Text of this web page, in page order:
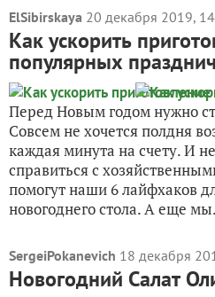
ElSibirskaya 20 декабря 2019,
Как ускорить
популярных
Перед Новым годом нужно
Совсем не хочется полдня
каждая минута на счету. И
справиться с
помогут наши 6 лайфхаков
новогоднего стола. А еще
SergeiPokanevich 18 декабря
Новогодний Салат